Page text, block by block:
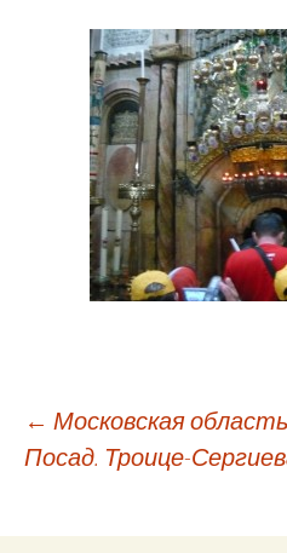
← Московская
Посад. Троице-